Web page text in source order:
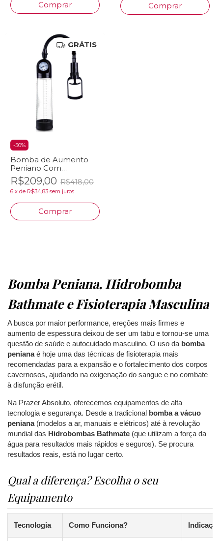
Comprar Comprar
GRÁTIS
-50%
Bomba de Aumento
Peniano Com
Barômetro Monitor de
Pressão Sucção
Aumentar Pênis
R$209,00 R$418,00
6 x de R$34,83 sem juros
Comprar
Bomba Peniana, Hidrobomba
Bathmate e Fisioterapia Masculina
A busca por maior performance, ereções mais firmes e
aumento de espessura deixou de ser um tabu e tornou-se uma
questão de saúde e autocuidado masculino. O uso da bomba
penianaé hoje uma das técnicas de fisioterapia mais
recomendadas para a expansão e o fortalecimento dos corpos
cavernosos, ajudando na oxigenação do sangue e no combate
à disfunção erétil.
Na Prazer Absoluto, oferecemos equipamentos de alta
tecnologia e segurança. Desde a tradicional bomba a vácuo
peniana(modelos a ar, manuais e elétricos) até à revolução
mundial das Hidrobombas Bathmate (que utilizam a força da
água para resultados mais rápidos e seguros). Se procura
resultados reais, está no lugar certo.
Qual a diferença? Escolha o seu
Equipamento
Tecnologia Como Funciona?